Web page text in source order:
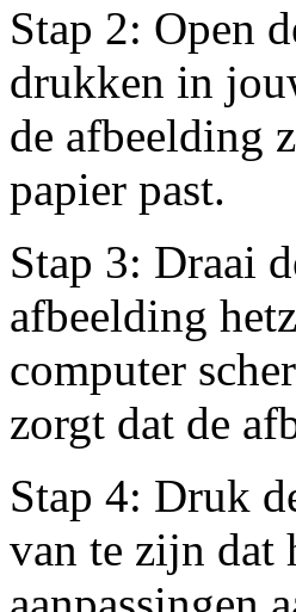
Stap 2: Open
drukken in
de afbeelding
papier past.
Stap 3: Draai
afbeelding
computer
zorgt dat de
Stap 4: Druk
van te zijn dat